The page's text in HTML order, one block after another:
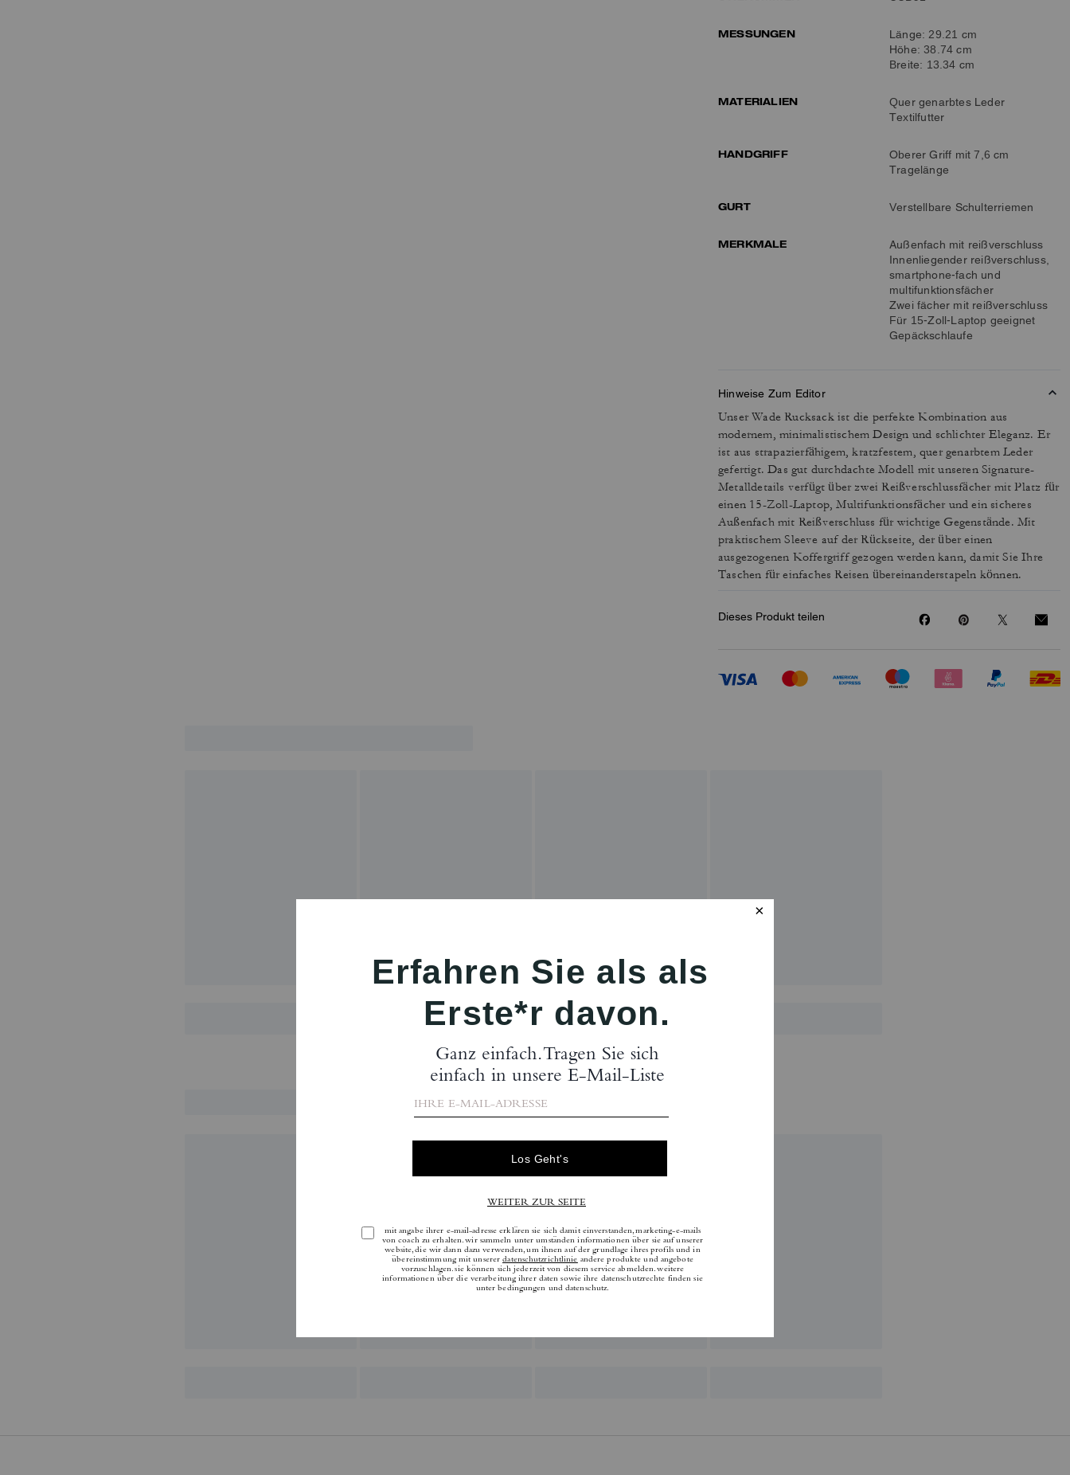
MESSUNGEN
Länge: 29.21 cm
Höhe: 38.74 cm
Breite: 13.34 cm
MATERIALIEN
Quer genarbtes Leder
Textilfutter
HANDGRIFF
Oberer Griff mit 7,6 cm
Tragelänge
GURT Verstellbare Schulterriemen
MERKMALE
Außenfach mit reißverschluss
Innenliegender reißverschluss,
smartphone-fach und
multifunktionsfächer
Zwei fächer mit reißverschluss
Für 15-Zoll-Laptop geeignet
Gepäckschlaufe
Hinweise Zum Editor
Unser Wade Rucksack ist die perfekte Kombination aus
modernem, minimalistischem Design und schlichter Eleganz. Er
ist aus strapazierfähigem, kratzfestem, quer genarbtem Leder
gefertigt. Das gut durchdachte Modell mit unseren Signature-
Metalldetails verfügt über zwei Reißverschlussfächer mit Platz für
einen 15-Zoll-Laptop, Multifunktionsfächer und ein sicheres
Außenfach mit Reißverschluss für wichtige Gegenstände. Mit
praktischem Sleeve auf der Rückseite, der über einen
ausgezogenen Koffergriff gezogen werden kann, damit Sie Ihre
Taschen für einfaches Reisen übereinanderstapeln können.
Dieses Produkt teilen